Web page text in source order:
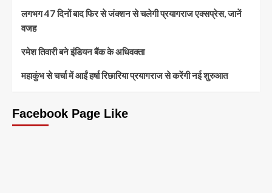
लगभग 47 दिनों बाद फिर से जंक्शन से चलेगी प्रयागराज एक्सप्रेस, जानें
वजह
रमेश तिवारी बने इंडियन बैंक के अधिवक्ता
महाकुंभ से चर्चा में आईं हर्षा रिछारिया प्रयागराज से करेंगी नई शुरुआत
Facebook Page Like